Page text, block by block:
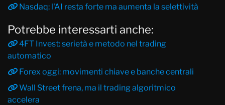
Nasdaq: l'AI resta forte ma aumenta la selettività
Potrebbe interessarti anche:
4FT Invest: serietà e metodo nel trading
automatico
Forex oggi: movimenti chiave e banche centrali
Wall Street frena, ma il trading algoritmico
accelera